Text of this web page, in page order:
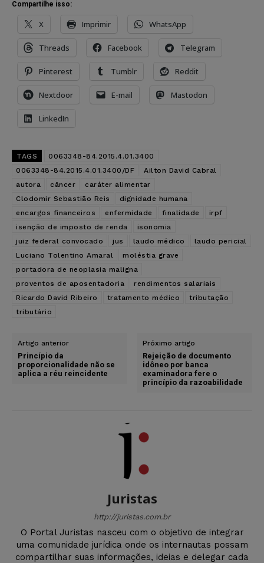
Compartilhe isso:
X Imprimir WhatsApp
Threads Facebook Telegram
Pinterest Tumblr Reddit
Nextdoor E-mail Mastodon
LinkedIn
TAGS
0063348-84.2015.4.01.3400
0063348-84.2015.4.01.3400/DF
Ailton David Cabral
autora
câncer
caráter alimentar
Clodomir Sebastião Reis
dignidade humana
encargos financeiros
enfermidade finalidade
irpf
isenção de imposto de renda
isonomia
juiz federal convocado
jus laudo médico
laudo pericial
Luciano Tolentino Amaral
moléstia grave
portadora de neoplasia maligna
proventos de aposentadoria
rendimentos salariais
Ricardo David Ribeiro
tratamento médico
tributação
tributário
Artigo anterior
Princípio da
proporcionalidade não se
aplica a réu reincidente
Próximo artigo
Rejeição de documento
idôneo por banca
examinadora fere o
princípio da razoabilidade
Juristas
http://juristas.com.br
O Portal Juristas nasceu com o objetivo de integrar
uma comunidade jurídica onde os internautas possam
compartilhar suas informações, ideias e delegar cada